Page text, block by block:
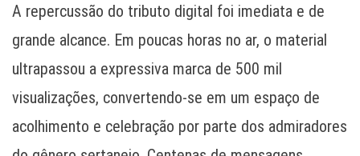
A repercussão do tributo digital foi imediata e de
grande alcance. Em poucas horas no ar, o material
ultrapassou a expressiva marca de 500 mil
visualizações, convertendo-se em um espaço de
acolhimento e celebração por parte dos admiradores